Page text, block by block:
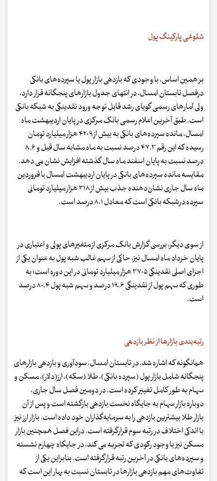
شلوغی پارکینگ پول
بر همین اساس، با وجودی که بازدهی بازار پول یا سپرده‌های بانکی
درفصل تابستان امسال، در انتهای جدول بازارهای پنجگانه قرار دارد،
ولی آمارهای رسمی گویای رشد قابل توجه ورود نقدینگی به شبکه بانکی
است. طبق آخرین اعلام رسمی بانک مرکزی در پایان اردیبهشت ماه
امسال، مانده سپرده‌های بانکی به بیش از ۴۲۰۹ هزار میلیارد تومان
رسیده که این رقم ۴۷.۳ درصد نسبت به ماه مشابه سال قبل و ۸.۶
درصد نسبت به پایان اسفند ماه سال گذشته افزایش نشان می دهد.
مقایسه مانده سپرده‌های بانکی در پایان اردیبهشت امسال با فروردین
ماه سال جاری نشان‌دهنده جذب بیش از ۳۱۸ هزار میلیارد تومانی
سپرده درشبکه بانکی است که معادل ۸.۱ درصد است.
از سوی دیگر، بررسی گزارش بانک مرکزی از متغیرهای پولی و اعتباری در
پایان خرداد ماه امسال نیز، حاکی از سهم غالب شبه پول به عنوان یکی از
اجزای اصلی نقدینگی ۳۷۰۵ هزار میلیارد تومانی در این دوره است؛ به
طوری که سهم پول از نقدینگی ۱۹.۶ درصد و سهم شبه پول ۸۰.۴ درصد
است.
رتبه‌بندی بازارها از نظر بازدهی
همانگونه که اشاره شد، در تابستان امسال، سودآوری و بازدهی بازارهای
پنجگانه شامل بازار پول (سپرده بانکی)، طلا (سکه)، ارز(دلار)، مسکن و
سهام به طور کامل تغییر کرده است. در دومین فصل سال جاری،
دوباره بازار سهام به جایگاه نخست بازدهی بازگشته است و پس از آن
بازار طلا بیشترین بازدهی را به سرمایه‌گذاران خود داده است. بازار ارز نیز
با اندکی اختلاف در رتبه سوم قرارگرفته است. دراین فصل همچنین بازار
مسکن نیز با وجود رکودی که تجربه می کند، در جایگاه چهارم نشسته
و سپرده‌های بانکی در آخرین رتبه قرارگرفته است. بنابراین یکی از
تفاوت‌های مهم بازدهی بازارها در تابستان نسبت به بهار این است که